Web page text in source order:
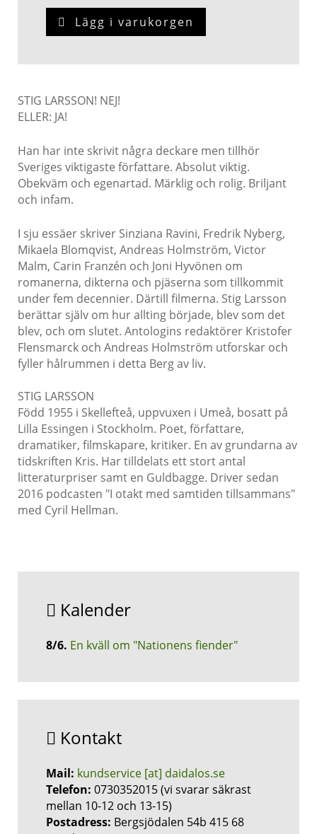
Lägg i varukorgen
STIG LARSSON! NEJ!
ELLER: JA!
Han har inte skrivit några deckare men tillhör
Sveriges viktigaste författare. Absolut viktig.
Obekväm och egenartad. Märklig och rolig. Briljant
och infam.
I sju essäer skriver Sinziana Ravini, Fredrik Nyberg,
Mikaela Blomqvist, Andreas Holmström, Victor
Malm, Carin Franzén och Joni Hyvönen om
romanerna, dikterna och pjäserna som tillkommit
under fem decennier. Därtill filmerna. Stig Larsson
berättar själv om hur allting började, blev som det
blev, och om slutet. Antologins redaktörer Kristofer
Flensmarck och Andreas Holmström utforskar och
fyller hålrummen i detta Berg av liv.
STIG LARSSON
Född 1955 i Skellefteå, uppvuxen i Umeå, bosatt på
Lilla Essingen i Stockholm. Poet, författare,
dramatiker, filmskapare, kritiker. En av grundarna av
tidskriften Kris. Har tilldelats ett stort antal
litteraturpriser samt en Guldbagge. Driver sedan
2016 podcasten "I otakt med samtiden tillsammans"
med Cyril Hellman.
Kalender
8/6. En kväll om "Nationens fiender"
Kontakt
Mail: kundservice [at] daidalos.se
Telefon: 0730352015 (vi svarar säkrast
mellan 10-12 och 13-15)
Postadress: Bergsjödalen 54b 415 68